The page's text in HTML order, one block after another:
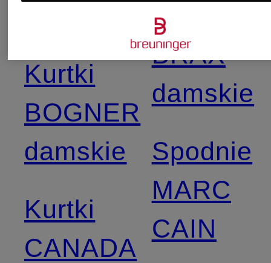
Kurtki
BOGNER
damskie
Kurtki
CANADA
Spodnie
BRAX
damskie
Spodnie
MARC
CAIN